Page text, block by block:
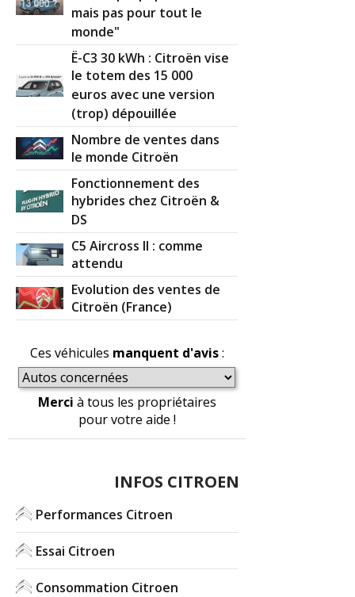
mais pas pour tout le
monde"
Ë-C3 30 kWh : Citroën vise
le totem des 15 000
euros avec une version
(trop) dépouillée
Nombre de ventes dans
le monde Citroën
Fonctionnement des
hybrides chez Citroën &
DS
C5 Aircross II : comme
attendu
Evolution des ventes de
Citroën (France)
Ces véhicules manquent d'avis:
Merci à tous les propriétaires
pour votre aide !
INFOS CITROEN
Performances Citroen
Essai Citroen
Consommation Citroen